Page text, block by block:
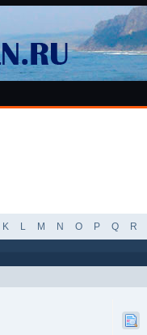
K L M N O P Q R